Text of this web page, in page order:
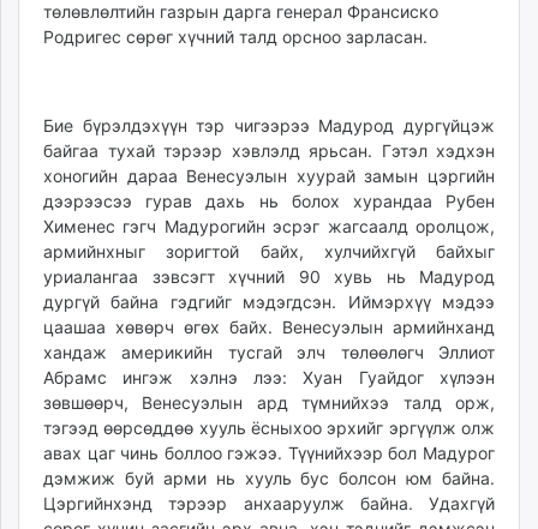
төлөвлөлтийн газрын дарга генерал Франсиско
Родригес сөрөг хүчний талд орсноо зарласан.
Бие бүрэлдэхүүн тэр чигээрээ Мадурод дургүйцэж
байгаа тухай тэрээр хэвлэлд ярьсан. Гэтэл хэдхэн
хоногийн дараа Венесуэлын хуурай замын цэргийн
дээрээсээ гурав дахь нь болох хурандаа Рубен
Хименес гэгч Мадурогийн эсрэг жагсаалд оролцож,
армийнхныг зоригтой байх, хулчийхгүй байхыг
уриалангаа зэвсэгт хүчний 90 хувь нь Мадурод
дургүй байна гэдгийг мэдэгдсэн. Иймэрхүү мэдээ
цаашаа хөвөрч өгөх байх. Венесуэлын армийнханд
хандаж америкийн тусгай элч төлөөлөгч Эллиот
Абрамс ингэж хэлнэ лээ: Хуан Гуайдог хүлээн
зөвшөөрч, Венесуэлын ард түмнийхээ талд орж,
тэгээд өөрсөддөө хууль ёсныхоо эрхийг эргүүлж олж
авах цаг чинь боллоо гэжээ. Түүнийхээр бол Мадурог
дэмжиж буй арми нь хууль бус болсон юм байна.
Цэргийнхэнд тэрээр анхааруулж байна. Удахгүй